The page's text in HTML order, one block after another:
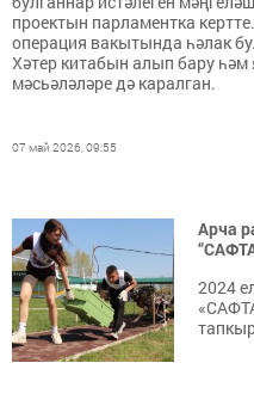
проектын парламентка
операция вакытында һәлак
Хәтер китабын алып бару һәм
мәсьәләләре дә каралган.
07 май 2026, 09:55
Арча
2024